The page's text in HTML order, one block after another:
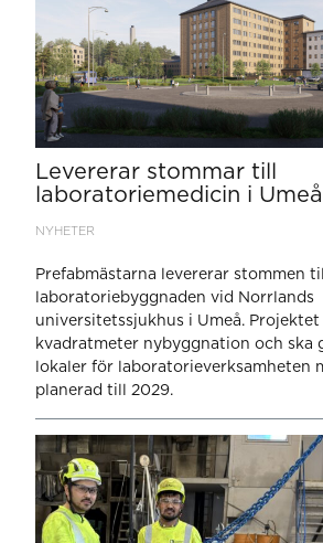
Levererar stommar till
laboratoriemedicin i Umeå
NYHETER
Prefabmästarna levererar stommen
laboratoriebyggnaden vid Norrlands
universitetssjukhus i Umeå.
kvadratmeter nybyggnation och ska
lokaler för laboratorieverksamheten
planerad till 2029.